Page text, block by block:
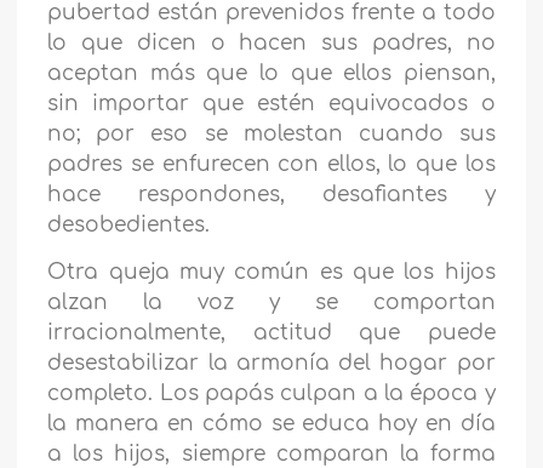
pubertad están prevenidos frente a todo
lo que dicen o hacen sus padres, no
aceptan más que lo que ellos piensan,
sin importar que estén equivocados o
no; por eso se molestan cuando sus
padres se enfurecen con ellos, lo que los
hace respondones, desafiantes y
desobedientes.
Otra queja muy común es que los hijos
alzan la voz y se comportan
irracionalmente, actitud que puede
desestabilizar la armonía del hogar por
completo. Los papás culpan a la época y
la manera en cómo se educa hoy en día
a los hijos, siempre comparan la forma